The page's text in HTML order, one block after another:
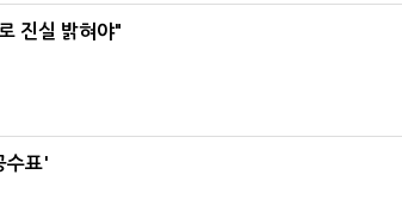
진실 밝혀야"
수표'